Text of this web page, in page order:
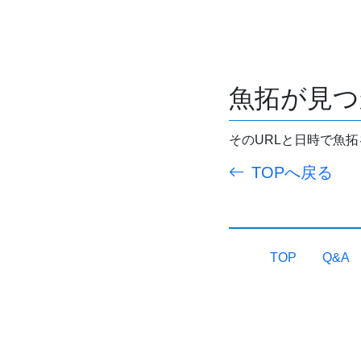
魚拓が見
そのURLと日時で魚
TOPへ戻る
TOP Q&A